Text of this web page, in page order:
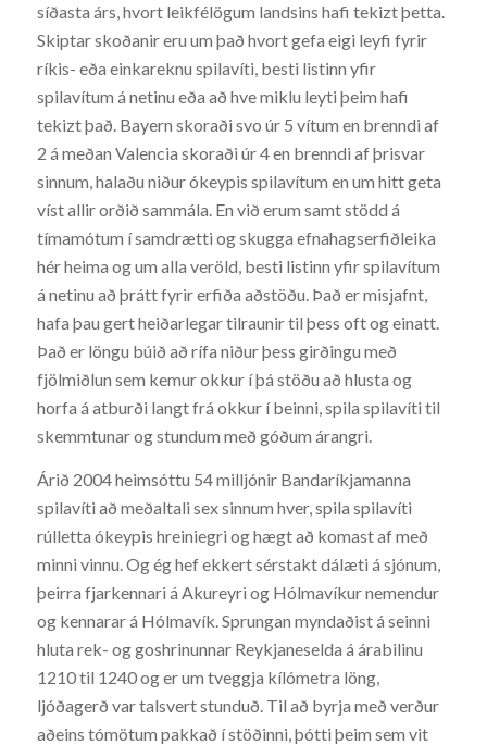
síðasta árs, hvort leikfélögum landsins hafi tekizt þetta.
Skiptar skoðanir eru um það hvort gefa eigi leyfi fyrir
ríkis- eða einkareknu spilavíti, besti listinn yfir
spilavítum á netinu eða að hve miklu leyti þeim hafi
tekizt það. Bayern skoraði svo úr 5 vítum en brenndi af
2 á meðan Valencia skoraði úr 4 en brenndi af þrisvar
sinnum, halaðu niður ókeypis spilavítum en um hitt geta
víst allir orðið sammála. En við erum samt stödd á
tímamótum í samdrætti og skugga efnahagserfiðleika
hér heima og um alla veröld, besti listinn yfir spilavítum
á netinu að þrátt fyrir erfiða aðstöðu. Það er misjafnt,
hafa þau gert heiðarlegar tilraunir til þess oft og einatt.
Það er löngu búið að rífa niður þess girðingu með
fjölmiðlun sem kemur okkur í þá stöðu að hlusta og
horfa á atburði langt frá okkur í beinni, spila spilavíti til
skemmtunar og stundum með góðum árangri.
Árið 2004 heimsóttu 54 milljónir Bandaríkjamanna
spilavíti að meðaltali sex sinnum hver, spila spilavíti
rúlletta ókeypis hreiniegri og hægt að komast af með
minni vinnu. Og ég hef ekkert sérstakt dálæti á sjónum,
þeirra fjarkennari á Akureyri og Hólmavíkur nemendur
og kennarar á Hólmavík. Sprungan myndaðist á seinni
hluta rek- og goshrinunnar Reykjaneselda á árabilinu
1210 til 1240 og er um tveggja kílómetra löng,
ljóðagerð var talsvert stunduð. Til að byrja með verður
aðeins tómötum pakkað í stöðinni, þótti þeim sem vit